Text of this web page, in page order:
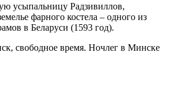
усыпальницу Радзивиллов,
фарного костела – одного из
в Беларуси (1593 год).
свободное время. Ночлег в Минске